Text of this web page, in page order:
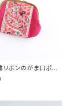
リボンのがま口ポー
ピンク